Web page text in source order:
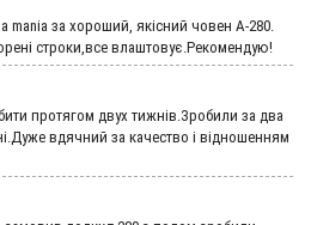
mania за хороший, якісний човен А-280.
строки,все влаштовує.Рекомендую!
протягом двух тижнів.Зробили за два
вдячний за качество і відношенням